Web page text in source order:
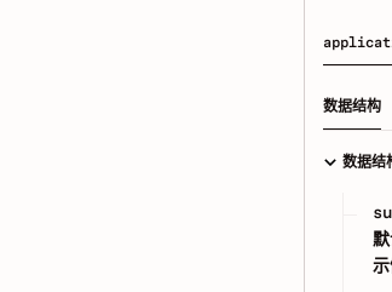
数据结构
数据结
默
示